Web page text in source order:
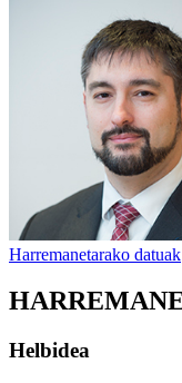
Harremanetarako datuak
Helbidea